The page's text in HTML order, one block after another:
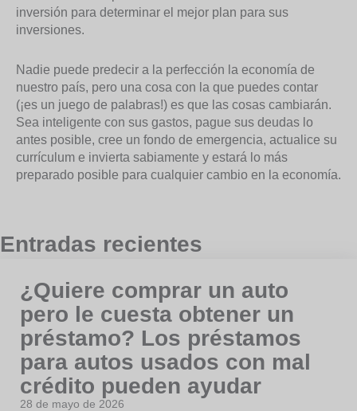
inversión para determinar el mejor plan para sus
inversiones.
Nadie puede predecir a la perfección la economía de
nuestro país, pero una cosa con la que puedes contar
(¡es un juego de palabras!) es que las cosas cambiarán.
Sea inteligente con sus gastos, pague sus deudas lo
antes posible, cree un fondo de emergencia, actualice su
currículum e invierta sabiamente y estará lo más
preparado posible para cualquier cambio en la economía.
Entradas recientes
¿Quiere comprar un auto
pero le cuesta obtener un
préstamo? Los préstamos
para autos usados con mal
crédito pueden ayudar
28 de mayo de 2026